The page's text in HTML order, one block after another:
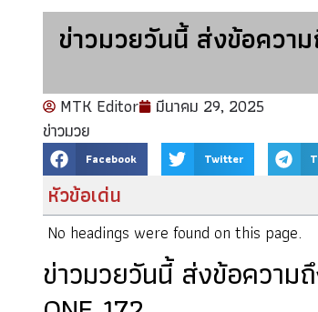
ข่าวมวยวันนี้ ส่งข้อควา
MTK Editor
มีนาคม 29, 2025
ข่าวมวย
Facebook Twitter
หัวข้อเด่น
No headings were found on this page.
ข่าวมวยวันนี้ ส่งข้อควา